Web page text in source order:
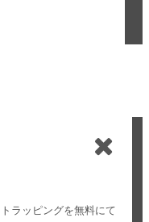
ラッピングを無料にて